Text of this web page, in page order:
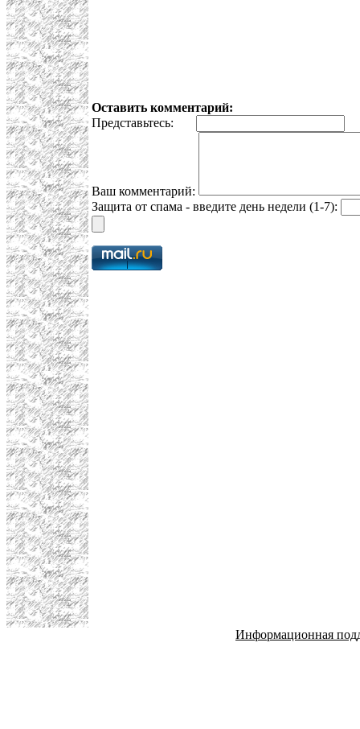
Оставить комментарий:
Представьтесь:
Ваш комментарий:
Защита от спама - введите день недели (1-7):
Информационная